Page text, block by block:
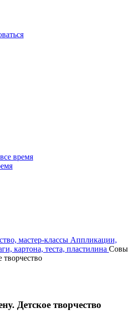
время
мастер-классы Аппликации,
картона, теста, пластилина Совы
творчество
Детское творчество